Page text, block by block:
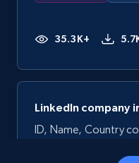
35.3K+
LinkedIn company
ID, Name, Country